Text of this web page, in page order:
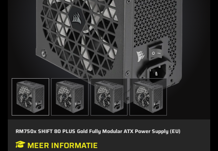
RM750x SHIFT 80 PLUS Gold Fully Modular ATX Power Supply (EU)
MEER INFORMATIE